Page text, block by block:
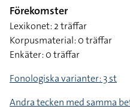
Förekomster
Lexikonet: 2 träffar
Korpusmaterial: 0 träffar
Enkäter: 0 träffar
Fonologiska varianter: 3 st
Andra tecken med samma